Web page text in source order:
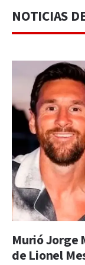
NOTICIAS
Murió Jorge
de Lionel